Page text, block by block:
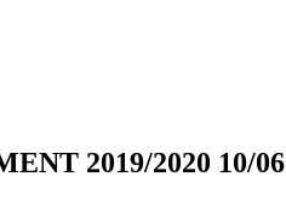
2019/2020 10/06